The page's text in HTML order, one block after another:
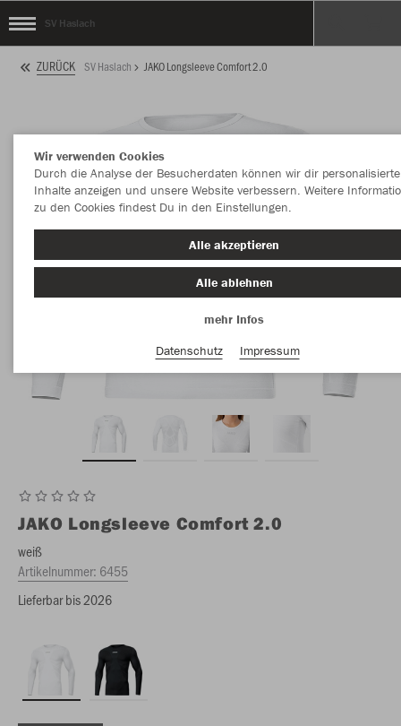
SV Haslach
ZURÜCK SV Haslach JAKO Longsleeve Comfort 2.0
JAKO Longsleeve Comfort 2.0
weiß
Artikelnummer: 6455
Lieferbar bis 2026
Wir verwenden Cookies
Durch die Analyse der Besucherdaten können wir dir personalisierte
Inhalte anzeigen und unsere Website verbessern. Weitere
zu den Cookies findest Du in den Einstellungen.
Alle akzeptieren
Alle ablehnen
mehr Infos
Datenschutz
Impressum